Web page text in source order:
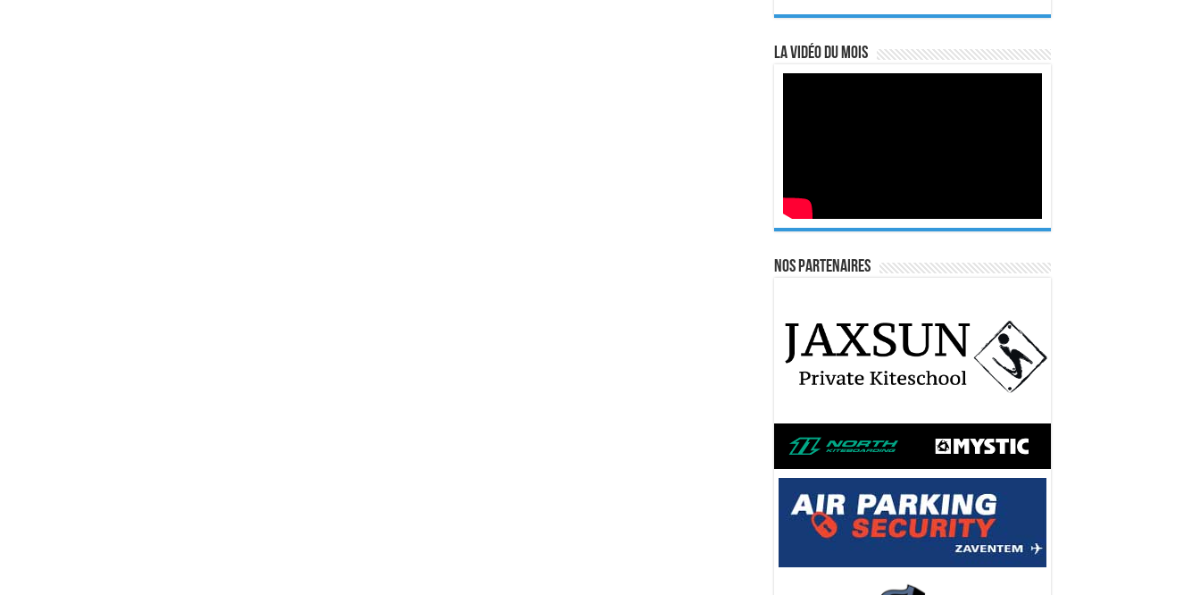
La vidéo du mois
Nos Partenaires